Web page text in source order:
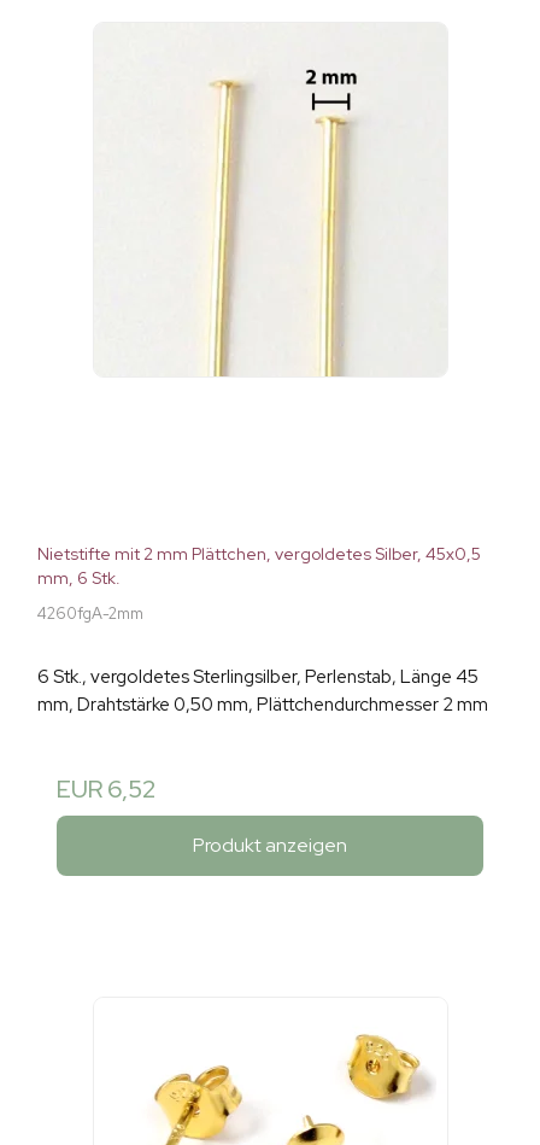
Nietstifte mit 2 mm Plättchen, vergoldetes Silber, 45x0,5
mm, 6 Stk.
4260fgA-2mm
6 Stk., vergoldetes Sterlingsilber, Perlenstab, Länge 45
mm, Drahtstärke 0,50 mm, Plättchendurchmesser 2 mm
EUR 6,52
Produkt anzeigen